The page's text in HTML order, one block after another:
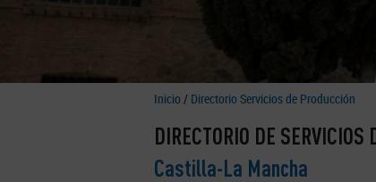
Inicio / Directorio Servicios de Producción
DIRECTORIO DE SERVICIOS
Castilla-La Mancha